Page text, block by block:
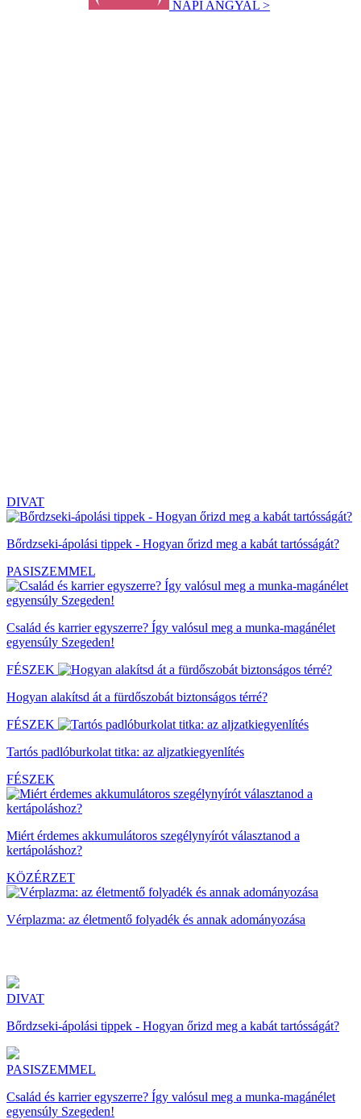
NAPI ANGYAL >
DIVAT
Bőrdzseki-ápolási tippek - Hogyan őrizd meg a kabát tartósságát?
PASISZEMMEL
Család és karrier egyszerre? Így valósul meg a munka-magánélet
egyensúly Szegeden!
FÉSZEK
Hogyan alakítsd át a fürdőszobát biztonságos térré?
FÉSZEK
Tartós padlóburkolat titka: az aljzatkiegyenlítés
FÉSZEK
Miért érdemes akkumulátoros szegélynyírót választanod a
kertápoláshoz?
KÖZÉRZET
Vérplazma: az életmentő folyadék és annak adományozása
DIVAT
Bőrdzseki-ápolási tippek - Hogyan őrizd meg a kabát tartósságát?
PASISZEMMEL
Család és karrier egyszerre? Így valósul meg a munka-magánélet
egyensúly Szegeden!